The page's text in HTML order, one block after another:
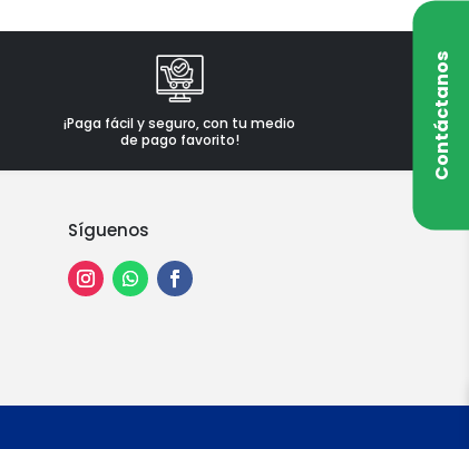
¡Paga fácil y seguro, con tu medio
de pago favorito!
Contáctanos
Síguenos